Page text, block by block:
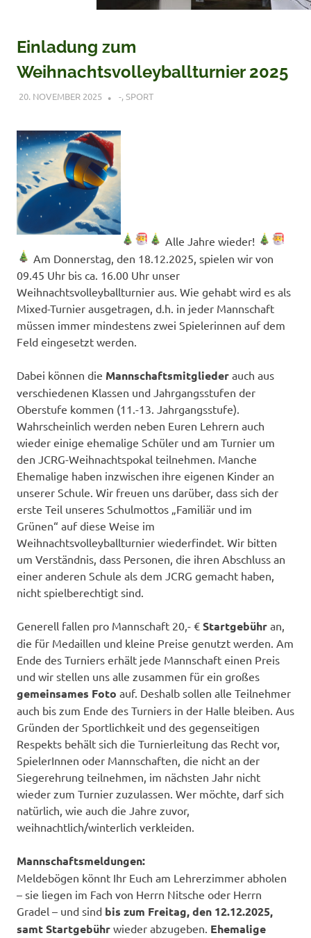
Einladung zum
Weihnachtsvolleyballturnier 2025
20. NOVEMBER 2025 CLEMENS NITSCHE
-,SPORT
Alle Jahre wieder!
Am Donnerstag, den 18.12.2025, spielen wir von
09.45 Uhr bis ca. 16.00 Uhr unser
Weihnachtsvolleyballturnier aus. Wie gehabt wird es als
Mixed-Turnier ausgetragen, d.h. in jeder Mannschaft
müssen immer mindestens zwei Spielerinnen auf dem
Feld eingesetzt werden.
Dabei können die Mannschaftsmitglieder auch aus
verschiedenen Klassen und Jahrgangsstufen der
Oberstufe kommen (11.-13. Jahrgangsstufe).
Wahrscheinlich werden neben Euren Lehrern auch
wieder einige ehemalige Schüler und am Turnier um
den JCRG-Weihnachtspokal teilnehmen. Manche
Ehemalige haben inzwischen ihre eigenen Kinder an
unserer Schule. Wir freuen uns darüber, dass sich der
erste Teil unseres Schulmottos „Familiär und im
Grünen“ auf diese Weise im
Weihnachtsvolleyballturnier wiederfindet. Wir bitten
um Verständnis, dass Personen, die ihren Abschluss an
einer anderen Schule als dem JCRG gemacht haben,
nicht spielberechtigt sind.
Generell fallen pro Mannschaft 20,- € Startgebühr an,
die für Medaillen und kleine Preise genutzt werden. Am
Ende des Turniers erhält jede Mannschaft einen Preis
und wir stellen uns alle zusammen für ein großes
gemeinsames Foto auf. Deshalb sollen alle Teilnehmer
auch bis zum Ende des Turniers in der Halle bleiben. Aus
Gründen der Sportlichkeit und des gegenseitigen
Respekts behält sich die Turnierleitung das Recht vor,
SpielerInnen oder Mannschaften, die nicht an der
Siegerehrung teilnehmen, im nächsten Jahr nicht
wieder zum Turnier zuzulassen. Wer möchte, darf sich
natürlich, wie auch die Jahre zuvor,
weihnachtlich/winterlich verkleiden.
Mannschaftsmeldungen:
Meldebögen könnt Ihr Euch am Lehrerzimmer abholen
– sie liegen im Fach von Herrn Nitsche oder Herrn
Gradel – und sind bis zum Freitag, den 12.12.2025,
samt Startgebühr wieder abzugeben. Ehemalige